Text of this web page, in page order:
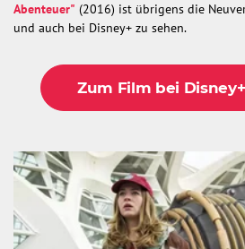
Abenteuer" (2016) ist übrigens die
und auch bei Disney+ zu sehen.
Zum Film bei Disney+